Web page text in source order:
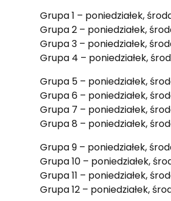
Grupa 1 – poniedziałek,
Grupa 2 – poniedziałek,
Grupa 3 – poniedziałek,
Grupa 4 – poniedziałek,
Grupa 5 – poniedziałek,
Grupa 6 – poniedziałek,
Grupa 7 – poniedziałek,
Grupa 8 – poniedziałek,
Grupa 9 – poniedziałek,
Grupa 10 – poniedziałek,
Grupa 11 – poniedziałek,
Grupa 12 – poniedziałek,